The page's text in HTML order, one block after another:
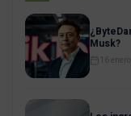
Musk?
16